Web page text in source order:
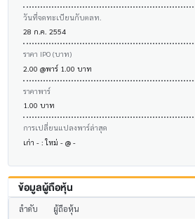
วันที่จดทะเบียนกับตลท.
28 ก.ค. 2554
ราคา IPO (บาท)
2.00 @พาร์ 1.00 บาท
ราคาพาร์
1.00 บาท
การเปลี่ยนแปลงพาร์ล่าสุด
เก่า - : ใหม่ - @ -
ข้อมูลผู้ถือหุ้น
ลำดับ ผู้ถือหุ้น